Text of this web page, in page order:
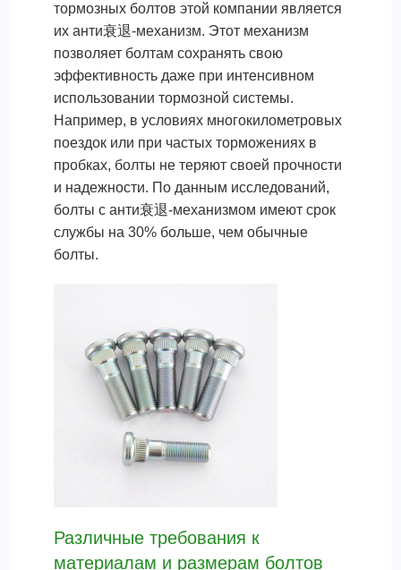
тормозных болтов этой компании является
их анти衰退-механизм. Этот механизм
позволяет болтам сохранять свою
эффективность даже при интенсивном
использовании тормозной системы.
Например, в условиях многокилометровых
поездок или при частых торможениях в
пробках, болты не теряют своей прочности
и надежности. По данным исследований,
болты с анти衰退-механизмом имеют срок
службы на 30% больше, чем обычные
болты.
Различные требования к
материалам и размерам болтов